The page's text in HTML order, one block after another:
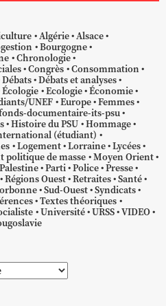
Algérie Alsace
Bourgogne
Chronologie
Congrès Consommation
Débats Débats et analyses
Écologie Ecologie Économie
UNEF Europe Femmes
documentaire-its-psu
Histoire du PSU Hommage
(étudiant)
Logement Lorraine Lycées
politique de masse Moyen Orient
Palestine Parti Police Presse
Régions Ouest Retraites Santé
Sud-Ouest Syndicats
Textes théoriques
Université URSS VIDEO